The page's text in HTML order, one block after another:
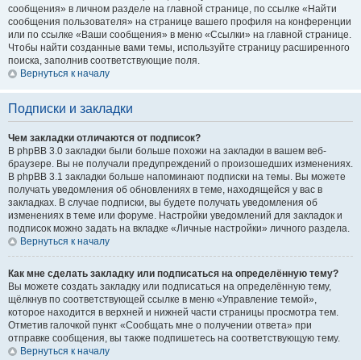
сообщения» в личном разделе на главной странице, по ссылке «Найти
сообщения пользователя» на странице вашего профиля на конференции
или по ссылке «Ваши сообщения» в меню «Ссылки» на главной странице.
Чтобы найти созданные вами темы, используйте страницу расширенного
поиска, заполнив соответствующие поля.
Вернуться к началу
Подписки и закладки
Чем закладки отличаются от подписок?
В phpBB 3.0 закладки были больше похожи на закладки в вашем веб-
браузере. Вы не получали предупреждений о произошедших изменениях.
В phpBB 3.1 закладки больше напоминают подписки на темы. Вы можете
получать уведомления об обновлениях в теме, находящейся у вас в
закладках. В случае подписки, вы будете получать уведомления об
изменениях в теме или форуме. Настройки уведомлений для закладок и
подписок можно задать на вкладке «Личные настройки» личного раздела.
Вернуться к началу
Как мне сделать закладку или подписаться на определённую тему?
Вы можете создать закладку или подписаться на определённую тему,
щёлкнув по соответствующей ссылке в меню «Управление темой»,
которое находится в верхней и нижней части страницы просмотра тем.
Отметив галочкой пункт «Сообщать мне о получении ответа» при
отправке сообщения, вы также подпишетесь на соответствующую тему.
Вернуться к началу